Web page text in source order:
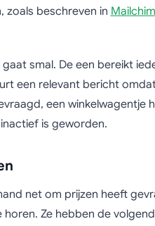
zoals beschreven in
smal. De een bereikt
een relevant bericht
een winkelwagentje
is geworden.
net om prijzen heeft
Ze hebben de